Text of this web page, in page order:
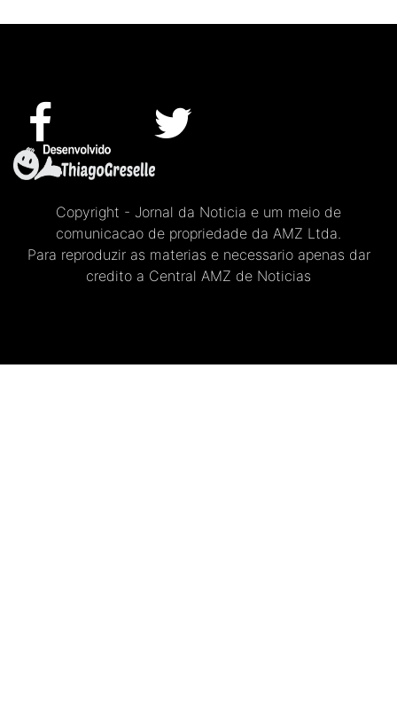
Copyright - Jornal da Noticia e um meio de
comunicacao de propriedade da AMZ Ltda.
Para reproduzir as materias e necessario apenas dar
credito a Central AMZ de Noticias